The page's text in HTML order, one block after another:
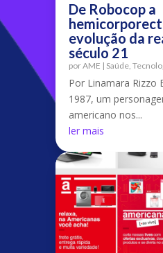
De Robocop a
evolução da
século 21
porAME | Saúde,
Por Linamara Rizzo
1987, um
americano nos...
ler mais